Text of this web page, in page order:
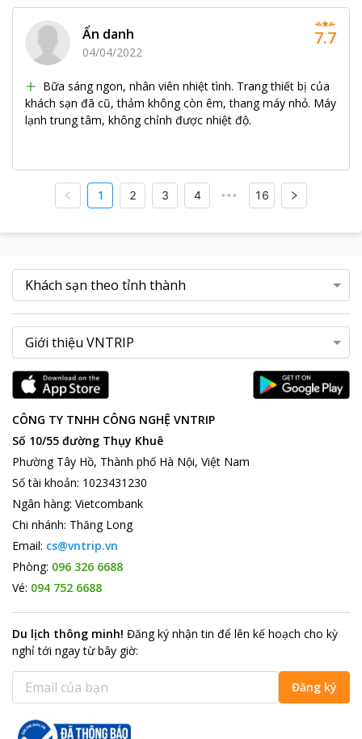
Ẩn danh
04/04/2022
Bữa sáng ngon, nhân viên nhiệt tình. Trang thiết bị của
khách sạn đã cũ, thảm không còn êm, thang máy nhỏ. Máy
lạnh trung tâm, không chỉnh được nhiệt độ.
7.7
1 2 3 4 ••• 16
CÔNG TY TNHH CÔNG NGHỆ VNTRIP
Số 10/55 đường Thụy Khuê
Phường Tây Hồ, Thành phố Hà Nội, Việt Nam
Số tài khoản: 1023431230
Ngân hàng: Vietcombank
Chi nhánh: Thăng Long
Email: cs@vntrip.vn
Phòng: 096 326 6688
Vé: 094 752 6688
Du lịch thông minh! Đăng ký nhận tin để lên kế hoạch cho kỳ
nghỉ tới ngay từ bây giờ:
Đăng ký